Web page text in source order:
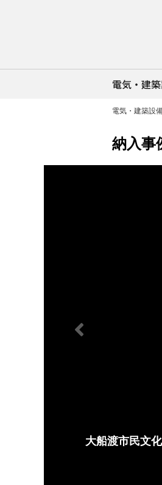
電気・建
電気・建築設
納入事
大船渡市民文